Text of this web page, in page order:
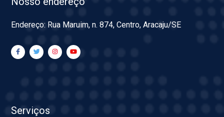
Endereço: Rua Maruim, n. 874, Centro, Aracaju/SE
Serviços